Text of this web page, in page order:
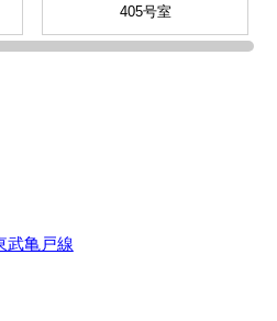
405号室
武亀戸線